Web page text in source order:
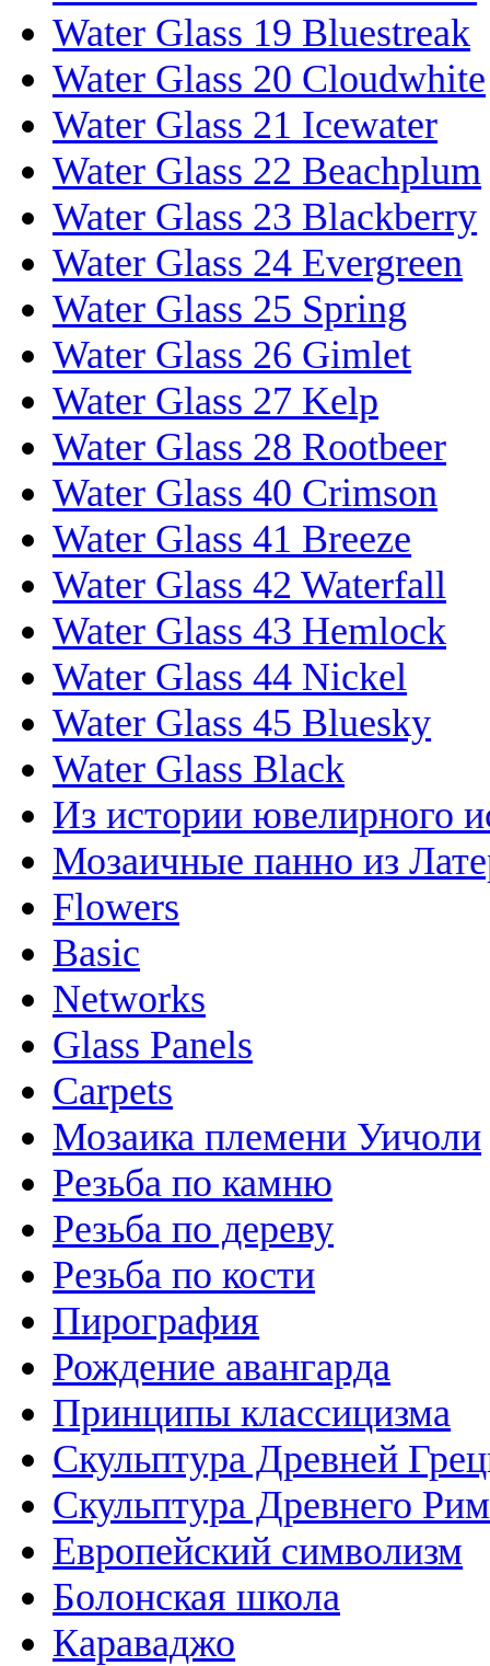
Water Glass 19 Bluestreak
Water Glass 20 Cloudwhite
Water Glass 21 Icewater
Water Glass 22 Beachplum
Water Glass 23 Blackberry
Water Glass 24 Evergreen
Water Glass 25 Spring
Water Glass 26 Gimlet
Water Glass 27 Kelp
Water Glass 28 Rootbeer
Water Glass 40 Crimson
Water Glass 41 Breeze
Water Glass 42 Waterfall
Water Glass 43 Hemlock
Water Glass 44 Nickel
Water Glass 45 Bluesky
Water Glass Black
Из истории ювелирного
Мозаичные панно из
Flowers
Basic
Networks
Glass Panels
Carpets
Мозаика племени Уичоли
Резьба по камню
Резьба по дереву
Резьба по кости
Пирография
Рождение авангарда
Принципы классицизма
Скульптура Древней
Скульптура Древнего
Европейский символизм
Болонская школа
Караваджо